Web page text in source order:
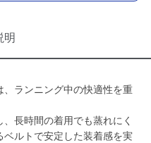
明
ランニング中の快適性を重
長時間の着用でも蒸れにく
ベルトで安定した装着感を実